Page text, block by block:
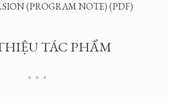
(PROGRAM NOTE) (PDF)
TÁC PHẨM